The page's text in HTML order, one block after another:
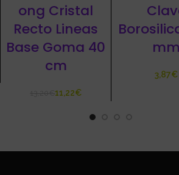
ong Cristal
Recto Lineas
Base Goma 40
cm
€11,22€
mm
€